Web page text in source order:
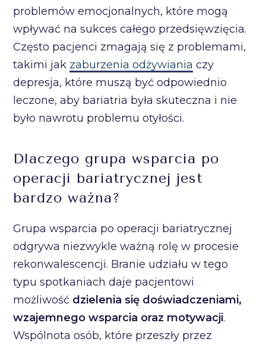
problemów emocjonalnych, które mogą
wpływać na sukces całego przedsięwzięcia.
Często pacjenci zmagają się z problemami,
takimi jak zaburzenia odżywiania czy
depresja, które muszą być odpowiednio
leczone, aby bariatria była skuteczna i nie
było nawrotu problemu otyłości.
Dlaczego grupa wsparcia po
operacji bariatrycznej jest
bardzo ważna?
Grupa wsparcia po operacji bariatrycznej
odgrywa niezwykle ważną rolę w procesie
rekonwalescencji. Branie udziału w tego
typu spotkaniach daje pacjentowi
możliwość dzielenia się doświadczeniami,
wzajemnego wsparcia oraz motywacji.
Wspólnota osób, które przeszły przez